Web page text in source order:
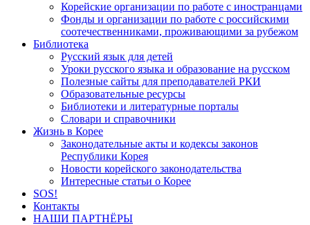
Корейские организации по работе с иностранцами
Фонды и организации по работе с российскими
соотечественниками, проживающими за рубежом
Библиотека
Русский язык для детей
Уроки русского языка и образование на русском
Полезные сайты для преподавателей РКИ
Образовательные ресурсы
Библиотеки и литературные порталы
Словари и справочники
Жизнь в Корее
Законодательные акты и кодексы законов
Республики Корея
Новости корейского законодательства
Интересные статьи о Корее
SOS!
Контакты
НАШИ ПАРТНЁРЫ